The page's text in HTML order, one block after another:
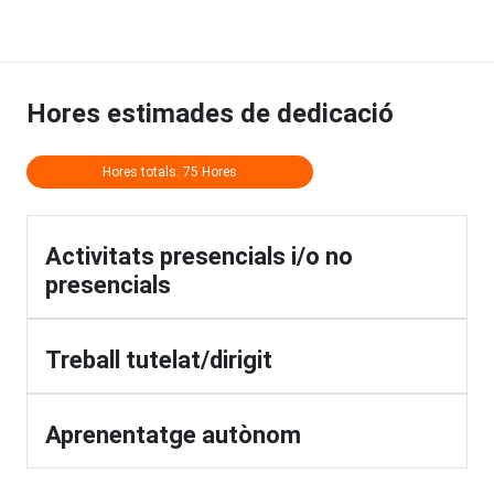
Hores estimades de dedicació
Hores totals: 75 Hores
Activitats presencials i/o no
presencials
Treball tutelat/dirigit
Aprenentatge autònom